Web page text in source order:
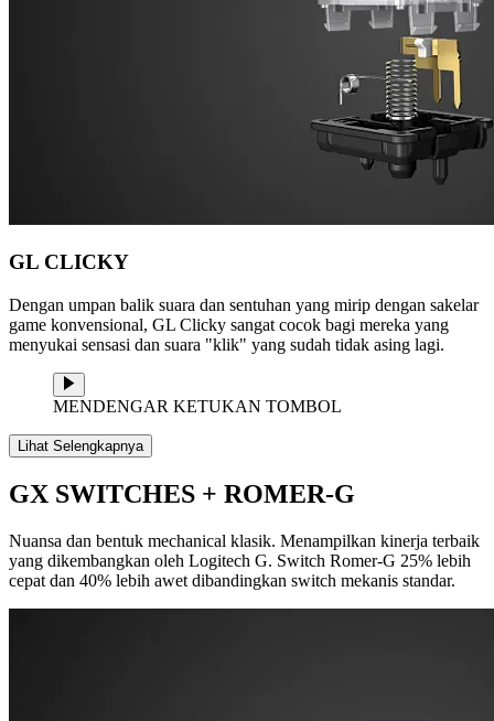
GL CLICKY
Dengan umpan balik suara dan sentuhan yang mirip dengan sakelar
game konvensional, GL Clicky sangat cocok bagi mereka yang
menyukai sensasi dan suara "klik" yang sudah tidak asing lagi.
MENDENGAR KETUKAN TOMBOL
Lihat Selengkapnya
GX SWITCHES + ROMER-G
Nuansa dan bentuk mechanical klasik. Menampilkan kinerja terbaik
yang dikembangkan oleh Logitech G. Switch Romer-G 25% lebih
cepat dan 40% lebih awet dibandingkan switch mekanis standar.